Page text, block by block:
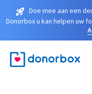
Doe mee aan een
Donorbox u kan helpen uw